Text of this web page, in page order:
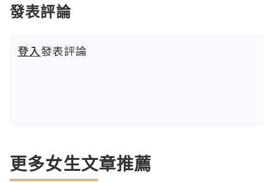
發表評論
登入發表評論
更多女生文章推薦